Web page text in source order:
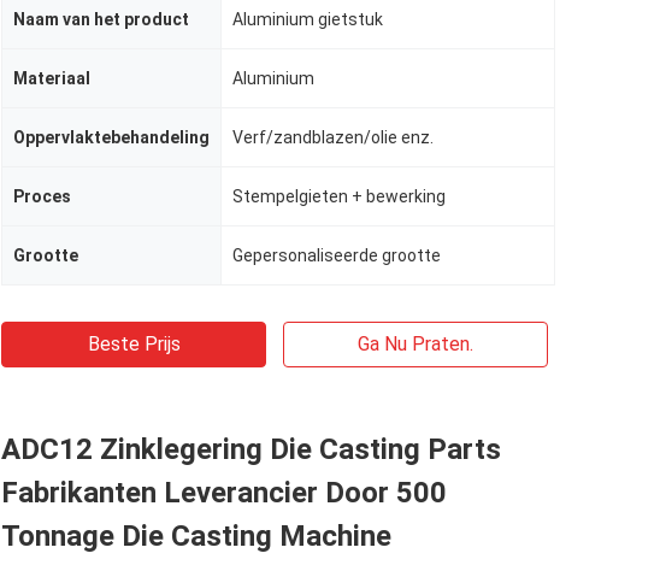
Naam van het product Aluminium gietstuk
Materiaal Aluminium
Oppervlaktebehandeling Verf/zandblazen/olie enz.
Proces Stempelgieten + bewerking
Grootte Gepersonaliseerde grootte
Beste Prijs Ga Nu Praten.
ADC12 Zinklegering Die Casting Parts
Fabrikanten Leverancier Door 500
Tonnage Die Casting Machine